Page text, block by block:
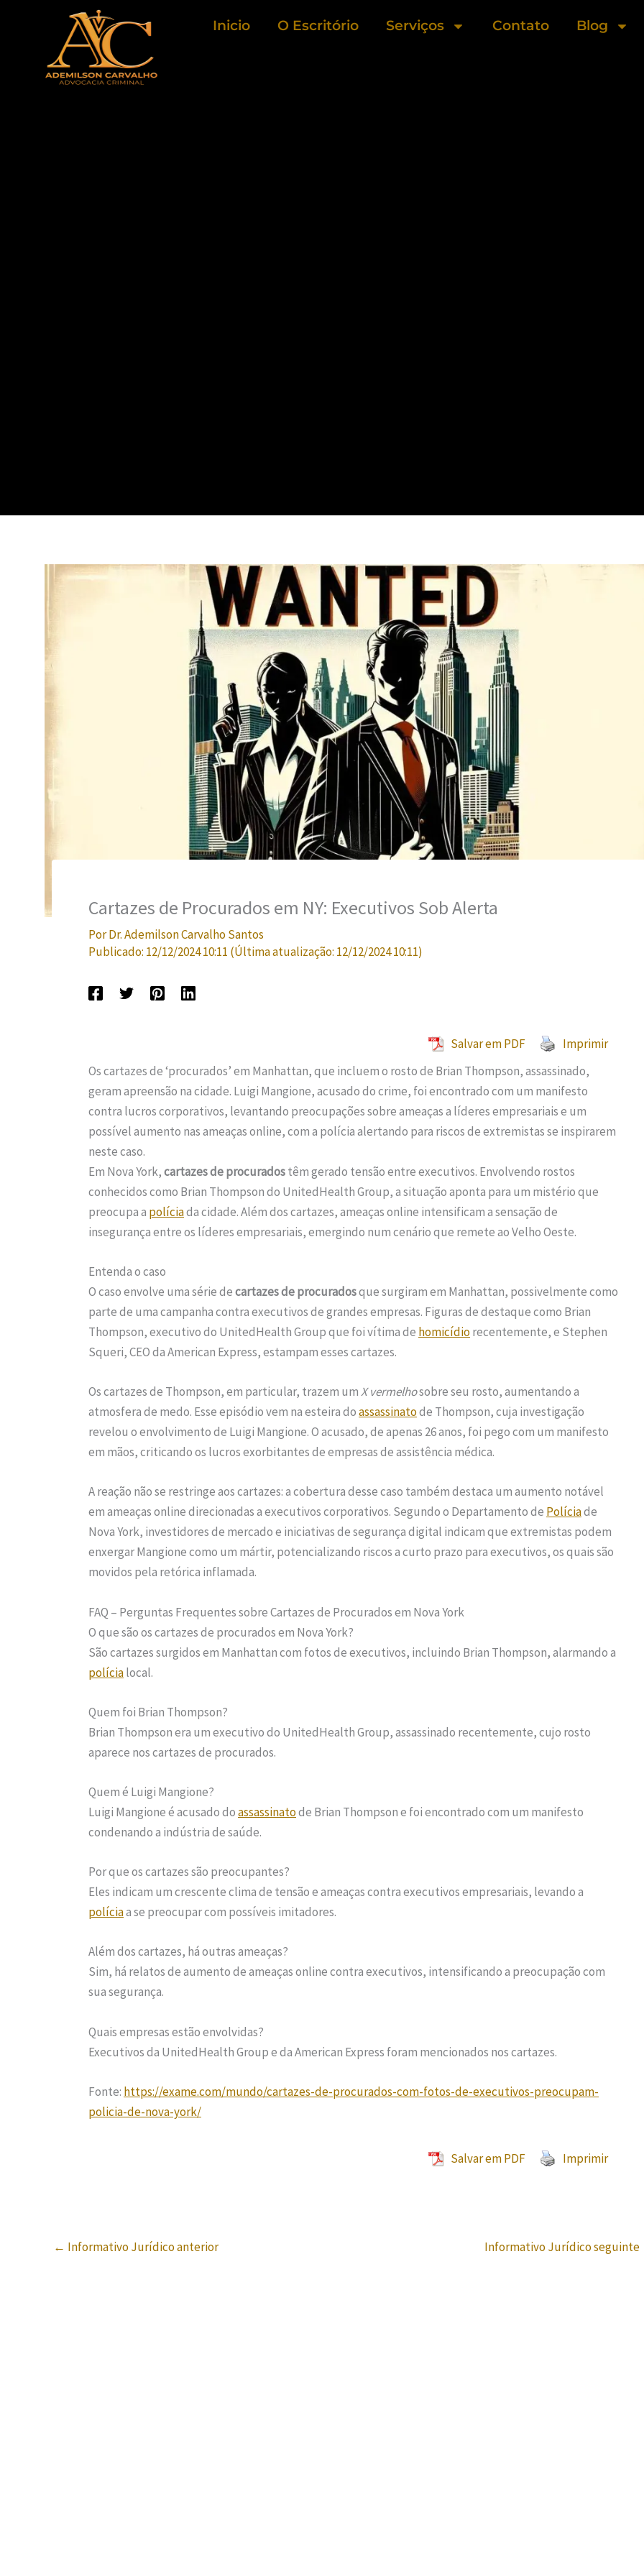
conteúdo
Inicio O Escritório Serviços Contato Blog
Cartazes de Procurados em NY: Executivos Sob Alerta
PorDr. Ademilson Carvalho Santos
Publicado: 12/12/2024 10:11 (Última atualização: 12/12/2024 10:11)
Salvar em PDF
Imprimir
Os cartazes de ‘procurados’ em Manhattan, que incluem o rosto de Brian Thompson, assassinado,
geram apreensão na cidade. Luigi Mangione, acusado do crime, foi encontrado com um manifesto
contra lucros corporativos, levantando preocupações sobre ameaças a líderes empresariais e um
possível aumento nas ameaças online, com a polícia alertando para riscos de extremistas se inspirarem
neste caso.
Em Nova York,cartazes de procuradostêm gerado tensão entre executivos. Envolvendo rostos
conhecidos como Brian Thompson do UnitedHealth Group, a situação aponta para um mistério que
preocupa a políciada cidade. Além dos cartazes, ameaças online intensificam a sensação de
insegurança entre os líderes empresariais, emergindo num cenário que remete ao Velho Oeste.
Entenda o caso
O caso envolve uma série decartazes de procuradosque surgiram em Manhattan, possivelmente como
parte de uma campanha contra executivos de grandes empresas. Figuras de destaque como Brian
Thompson, executivo do UnitedHealth Group que foi vítima de homicídiorecentemente, e Stephen
Squeri, CEO da American Express, estampam esses cartazes.
Os cartazes de Thompson, em particular, trazem umX vermelhosobre seu rosto, aumentando a
atmosfera de medo. Esse episódio vem na esteira doassassinatode Thompson, cuja investigação
revelou o envolvimento de Luigi Mangione. O acusado, de apenas 26 anos, foi pego com um manifesto
em mãos, criticando os lucros exorbitantes de empresas de assistência médica.
A reação não se restringe aos cartazes: a cobertura desse caso também destaca um aumento notável
em ameaças online direcionadas a executivos corporativos. Segundo o Departamento de Políciade
Nova York, investidores de mercado e iniciativas de segurança digital indicam que extremistas podem
enxergar Mangione como um mártir, potencializando riscos a curto prazo para executivos, os quais são
movidos pela retórica inflamada.
FAQ – Perguntas Frequentes sobre Cartazes de Procurados em Nova York
O que são os cartazes de procurados em Nova York?
São cartazes surgidos em Manhattan com fotos de executivos, incluindo Brian Thompson, alarmando a
polícialocal.
Quem foi Brian Thompson?
Brian Thompson era um executivo do UnitedHealth Group, assassinado recentemente, cujo rosto
aparece nos cartazes de procurados.
Quem é Luigi Mangione?
Luigi Mangione é acusado doassassinatode Brian Thompson e foi encontrado com um manifesto
condenando a indústria de saúde.
Por que os cartazes são preocupantes?
Eles indicam um crescente clima de tensão e ameaças contra executivos empresariais, levando a
políciaa se preocupar com possíveis imitadores.
Além dos cartazes, há outras ameaças?
Sim, há relatos de aumento de ameaças online contra executivos, intensificando a preocupação com
sua segurança.
Quais empresas estão envolvidas?
Executivos da UnitedHealth Group e da American Express foram mencionados nos cartazes.
Fonte: https://exame.com/mundo/cartazes-de-procurados-com-fotos-de-executivos-preocupam-
policia-de-nova-york/
Salvar em PDF Imprimir
← Informativo Jurídico anterior Informativo Jurídico seguinte